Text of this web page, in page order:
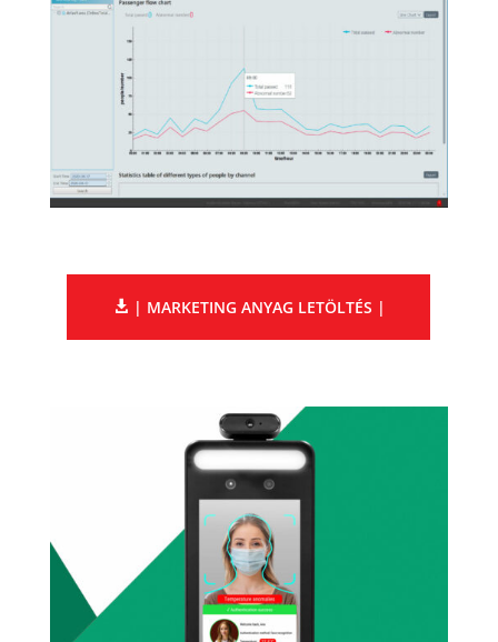
| MARKETING ANYAG LETÖLTÉS |